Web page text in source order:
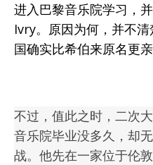
进入巴黎音乐院学习，
Ivry。原因为何，并不
国确实比希伯来原名更亲
不过，值此之时，二次
音乐院毕业没多久，却
战。他先在一家位于伦